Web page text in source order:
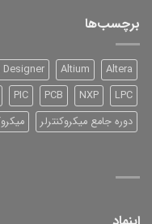
آن
برچسب‌ها
Altera
Altium
LPC
NXP
PCB
PIC
دوره جامع میکروکنترلر